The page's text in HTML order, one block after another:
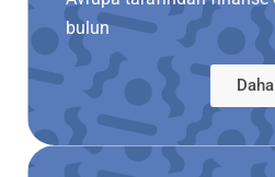
bulun